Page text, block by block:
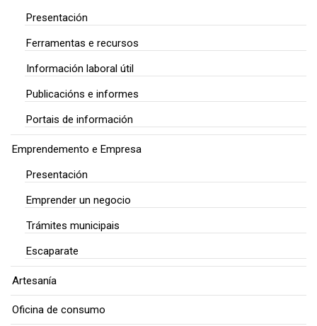
Presentación
Ferramentas e recursos
Información laboral útil
Publicacións e informes
Portais de información
Emprendemento e Empresa
Presentación
Emprender un negocio
Trámites municipais
Escaparate
Artesanía
Oficina de consumo